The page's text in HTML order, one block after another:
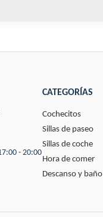
- 20:00
CATEGORÍAS
Cochecitos
Sillas de paseo
Sillas de coche
Hora de comer
Descanso y baño